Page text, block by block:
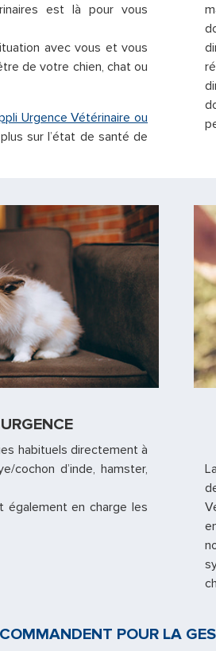
est là pour vous
avec vous et vous
de votre chien, chat ou
Urgence Vétérinaire ou
sur l’état de santé de
habituels directement à
cochon d’inde, hamster,
également en charge les
POUR LA